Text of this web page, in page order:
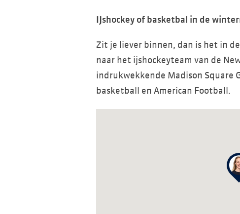
IJshockey of basketbal in de
Zit je liever binnen, dan is het in
naar het ijshockeyteam van de
indrukwekkende Madison Square
basketball en American Football.